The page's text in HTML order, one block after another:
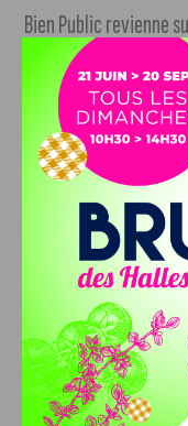
Bien Public revienne
L’entreprise en
matériaux
travaux de voirie.
lien).
Dans le cadre
jusqu’au 27 janvier,
la bibliothèque
Toys », jeux sur
est consultable sur